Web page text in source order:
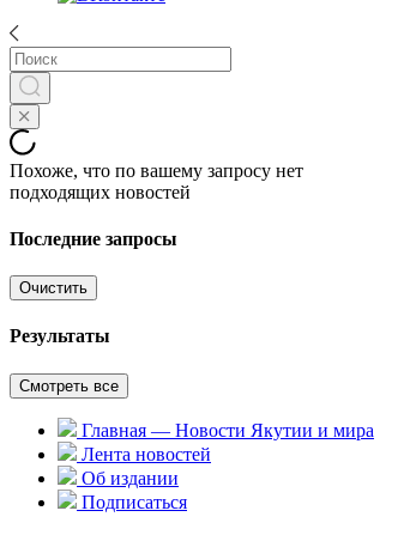
Похоже, что по вашему запросу нет
подходящих новостей
Последние запросы
Очистить
Результаты
Смотреть все
Главная — Новости Якутии и мира
Лента новостей
Об издании
Подписаться